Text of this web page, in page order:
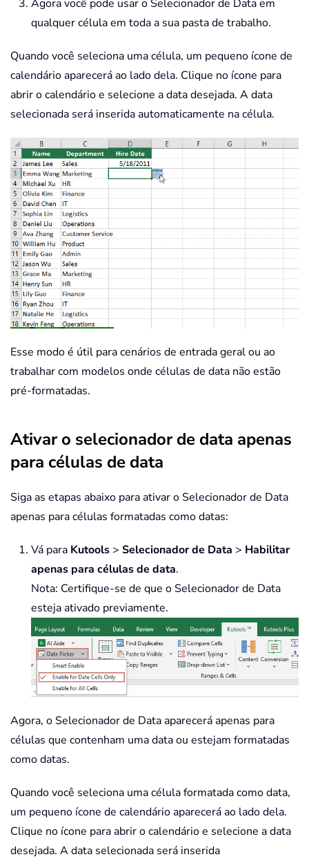
Agora você pode usar o Selecionador de Data em
qualquer célula em toda a sua pasta de trabalho.
Quando você seleciona uma célula, um pequeno ícone de
calendário aparecerá ao lado dela. Clique no ícone para
abrir o calendário e selecione a data desejada. A data
selecionada será inserida automaticamente na célula.
Esse modo é útil para cenários de entrada geral ou ao
trabalhar com modelos onde células de data não estão
pré-formatadas.
Ativar o selecionador de data apenas
para células de data
Siga as etapas abaixo para ativar o Selecionador de Data
apenas para células formatadas como datas:
Vá para Kutools > Selecionador de Data > Habilitar
apenas para células de data.
Nota: Certifique-se de que o Selecionador de Data
esteja ativado previamente.
Agora, o Selecionador de Data aparecerá apenas para
células que contenham uma data ou estejam formatadas
como datas.
Quando você seleciona uma célula formatada como data,
um pequeno ícone de calendário aparecerá ao lado dela.
Clique no ícone para abrir o calendário e selecione a data
desejada. A data selecionada será inserida